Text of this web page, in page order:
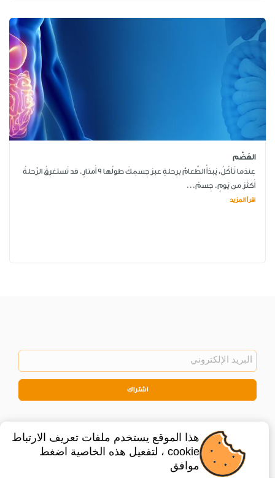
الهَضْم
عِندَما تَأكُلُ، يَبدَأُ الطَّعامٌ برِحلةٍ عبرَ جِسمِكَ طولُها 9 أَمتارٍ. قد تَستغرِقُ الرِّحلةُ
أَكثَرَ من يَومٍ. جِسمُ...
اقرأ المزيد
اشتراك
هذا الموقع يستخدم ملفات تعريف الارتباط
cookie ، لتفعيل هذه الخاصية اضغط
موافق